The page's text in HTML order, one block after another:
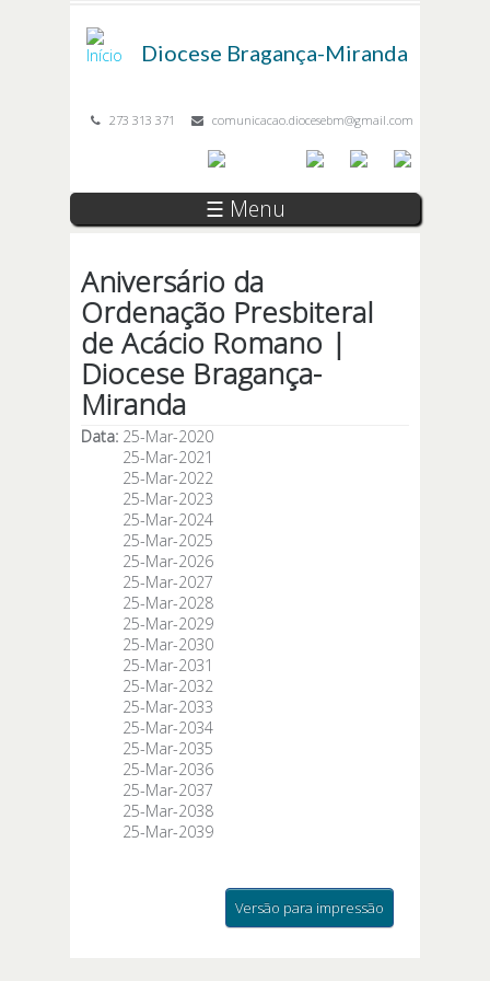
Diocese Bragança-Miranda
273 313 371 comunicacao.diocesebm@gmail.com
☰ Menu
Aniversário da
Ordenação Presbiteral
de Acácio Romano |
Diocese Bragança-
Miranda
Data: 25-Mar-2020
25-Mar-2021
25-Mar-2022
25-Mar-2023
25-Mar-2024
25-Mar-2025
25-Mar-2026
25-Mar-2027
25-Mar-2028
25-Mar-2029
25-Mar-2030
25-Mar-2031
25-Mar-2032
25-Mar-2033
25-Mar-2034
25-Mar-2035
25-Mar-2036
25-Mar-2037
25-Mar-2038
25-Mar-2039
Versão para impressão